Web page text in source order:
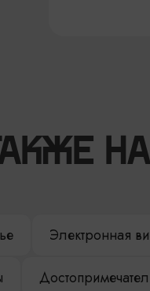
Электронная